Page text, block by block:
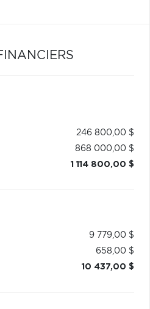
246 800,00 $
868 000,00 $
1 114 800,00 $
9 779,00 $
658,00 $
10 437,00 $